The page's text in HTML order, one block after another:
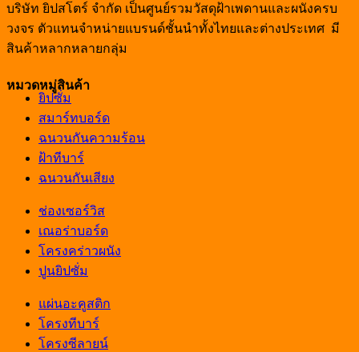
บริษัท ยิปสโตร์ จำกัด เป็นศูนย์รวมวัสดุฝ้าเพดานและผนังครบ
วงจร ตัวแทนจำหน่ายแบรนด์ชั้นนำทั้งไทยและต่างประเทศ มี
สินค้าหลากหลายกลุ่ม
หมวดหมู่สินค้า
ยิปซั่ม
สมาร์ทบอร์ด
ฉนวนกันความร้อน
ฝ้าทีบาร์
ฉนวนกันเสียง
ช่องเซอร์วิส
เณอร่าบอร์ด
โครงคร่าวผนัง
ปูนยิปซั่ม
แผ่นอะคูสติก
โครงทีบาร์
โครงซีลายน์